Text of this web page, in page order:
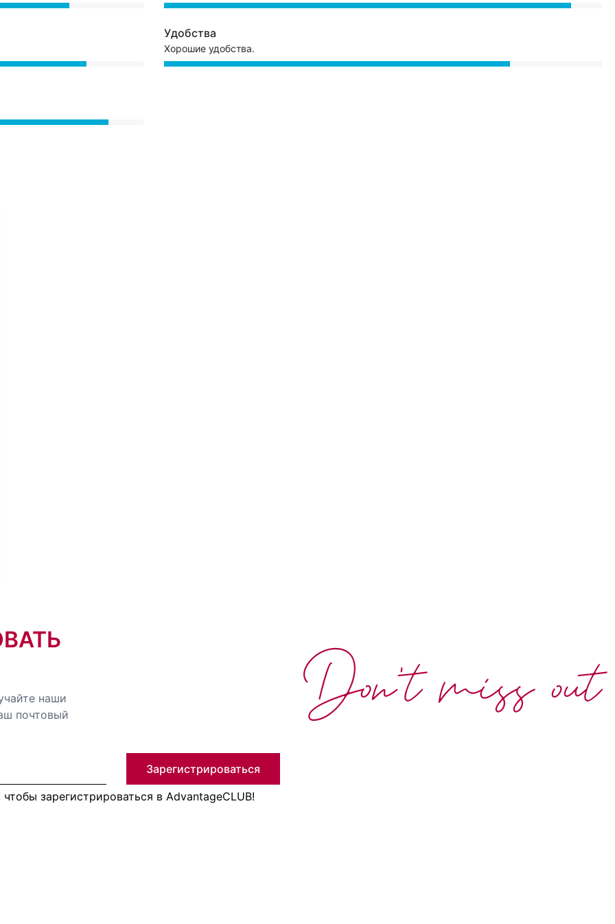
Удобства
Хорошие удобства.
наши
почтовый
Зарегистрироваться
чтобы зарегистрироваться в AdvantageCLUB!
Don't miss out